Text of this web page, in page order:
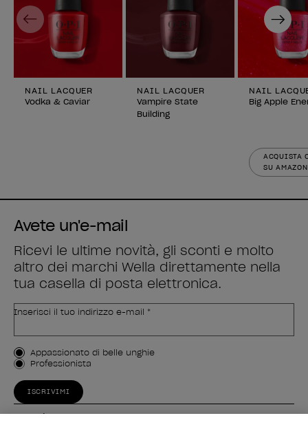
NAIL LACQUER
Vodka & Caviar
NAIL LACQUER
Vampire State
Building
NAIL
Big Apple
ACQUISTA
SU AMAZON
Previous Next
Avete un'e-mail
Ricevi le ultime novità, gli sconti e molto
altro dei marchi Wella direttamente nella
tua casella di posta elettronica.
Inserisci il tuo indirizzo e-mail *
Tipo di cliente
Appassionato di belle unghie
Professionista
ISCRIVIMI
Esperienza